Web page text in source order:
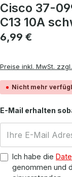
Cisco 37-
C13 10A
Regulärer Preis:
6,99 €
Preise inkl. MwSt.
Nicht mehr
E-Mail erhalten
Ich habe die
genommen und